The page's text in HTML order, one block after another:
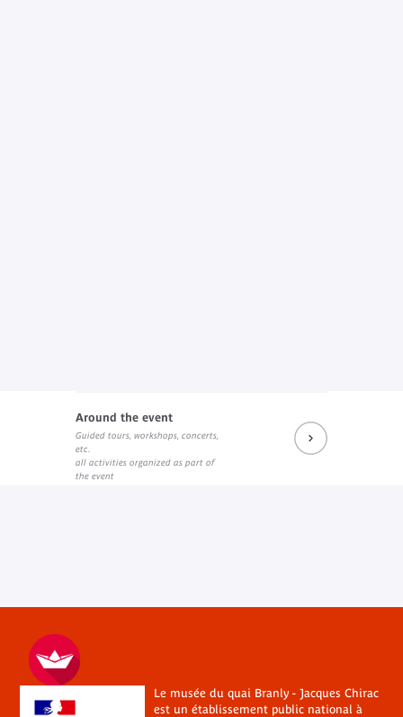
Around the event
Guided tours, workshops, concerts,
etc.
all activities organized as part of
the event
Le musée du quai Branly - Jacques Chirac
est un établissement public national à